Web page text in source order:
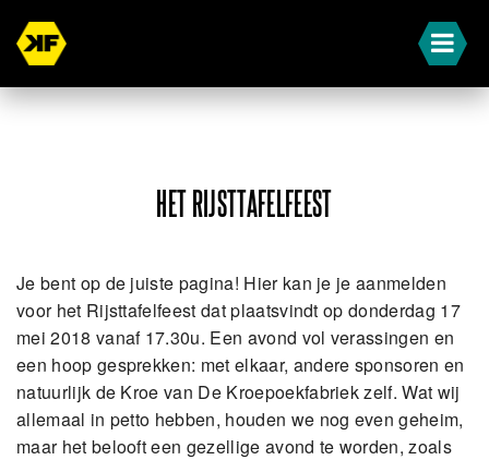
HET RIJSTTAFELFEEST
Je bent op de juiste pagina! Hier kan je je aanmelden
voor het Rijsttafelfeest dat plaatsvindt op donderdag 17
mei 2018 vanaf 17.30u. Een avond vol verassingen en
een hoop gesprekken: met elkaar, andere sponsoren en
natuurlijk de Kroe van De Kroepoekfabriek zelf.Wat wij
allemaal in petto hebben, houden we nog even geheim,
maar het belooft een gezellige avond te worden, zoals